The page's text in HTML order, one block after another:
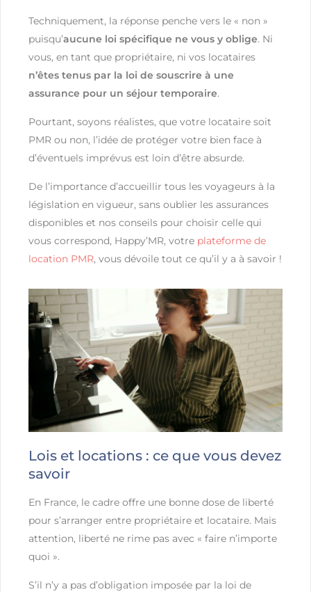
Techniquement, la réponse penche vers le « non »
puisqu’aucune loi spécifique ne vous y oblige. Ni
vous, en tant que propriétaire, ni vos locataires
n’êtes tenus par la loi de souscrire à une
assurance pour un séjour temporaire.
Pourtant, soyons réalistes, que votre locataire soit
PMR ou non, l’idée de protéger votre bien face à
d’éventuels imprévus est loin d’être absurde.
De l’importance d’accueillir tous les voyageurs à la
législation en vigueur, sans oublier les assurances
disponibles et nos conseils pour choisir celle qui
vous correspond, Happy’MR, votre plateforme de
location PMR, vous dévoile tout ce qu’il y a à savoir !
Lois et locations : ce que vous devez
savoir
En France, le cadre offre une bonne dose de liberté
pour s’arranger entre propriétaire et locataire. Mais
attention, liberté ne rime pas avec « faire n’importe
quoi ».
S’il n’y a pas d’obligation imposée par la loi de